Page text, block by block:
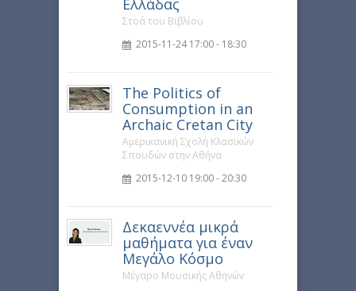
Ελλάδας
Στοά του Βιβλίου
2015-11-24 17:00 - 18:30
The Politics of
Consumption in an
Archaic Cretan City
Αμερικανική Σχολή Κλασικών
Σπουδών στην Αθήνα
2015-12-10 19:00 - 20:30
Δεκαεννέα μικρά
μαθήματα για έναν
Μεγάλο Κόσμο
Μέγαρο Μουσικής Αθηνών